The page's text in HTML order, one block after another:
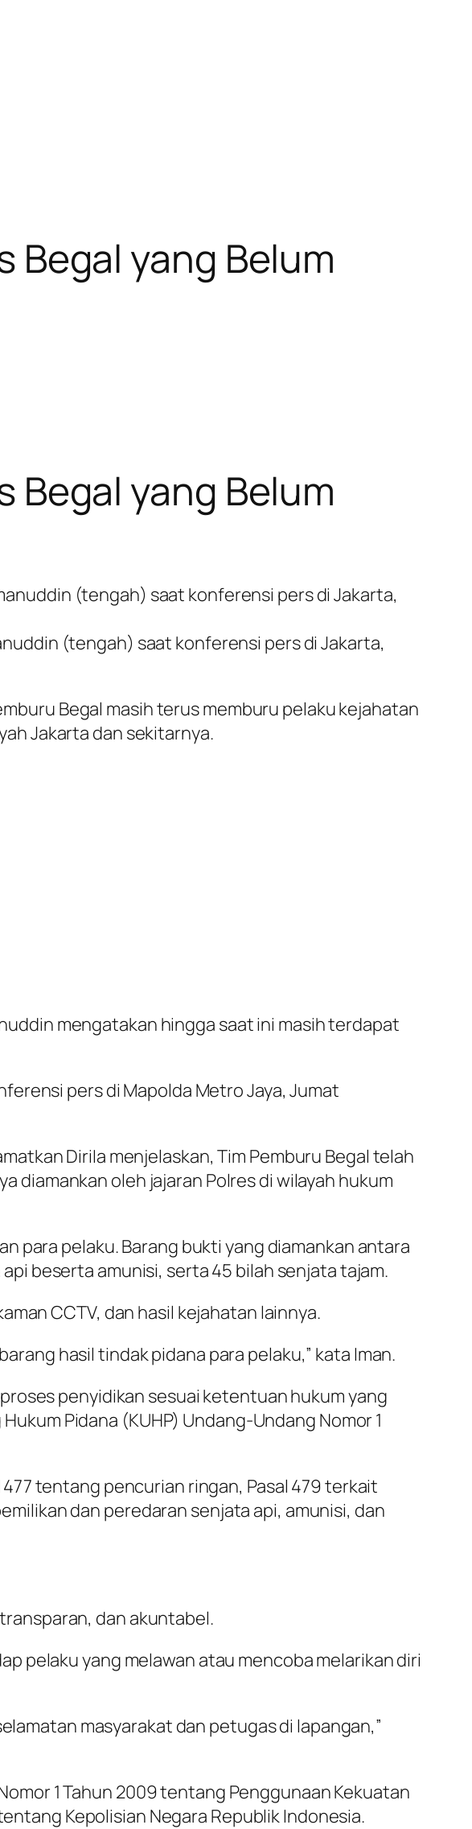
Begal yang Belum
Begal yang Belum
(tengah) saat konferensi pers di Jakarta,
Begal masih terus memburu pelaku kejahatan
Jakarta dan sekitarnya.
mengatakan hingga saat ini masih terdapat
pers di Mapolda Metro Jaya, Jumat
DiriIa menjelaskan, Tim Pemburu Begal telah
diamankan oleh jajaran Polres di wilayah hukum
para pelaku. Barang bukti yang diamankan antara
beserta amunisi, serta 45 bilah senjata tajam.
CCTV, dan hasil kejahatan lainnya.
hasil tindak pidana para pelaku,” kata Iman.
penyidikan sesuai ketentuan hukum yang
Pidana (KUHP) Undang-Undang Nomor 1
tentang pencurian ringan, Pasal 479 terkait
dan peredaran senjata api, amunisi, dan
dan akuntabel.
pelaku yang melawan atau mencoba melarikan diri
masyarakat dan petugas di lapangan,”
1 Tahun 2009 tentang Penggunaan Kekuatan
Kepolisian Negara Republik Indonesia.